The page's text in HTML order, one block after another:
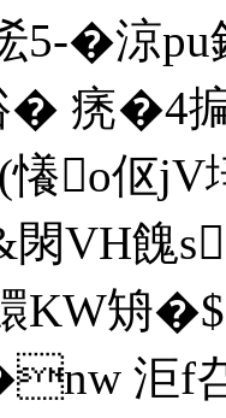
�涼
痜�4揙
o伛jV
VH餽
矪�$
洰f叴